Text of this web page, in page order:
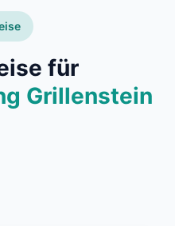
für
Grillenstein